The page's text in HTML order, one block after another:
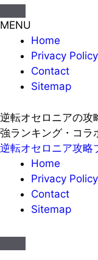
MENU
Home
Privacy Policy
Contact
Sitemap
逆転オセロニアの攻
強ランキング・コラ
逆転オセロニア攻略
Home
Privacy Policy
Contact
Sitemap